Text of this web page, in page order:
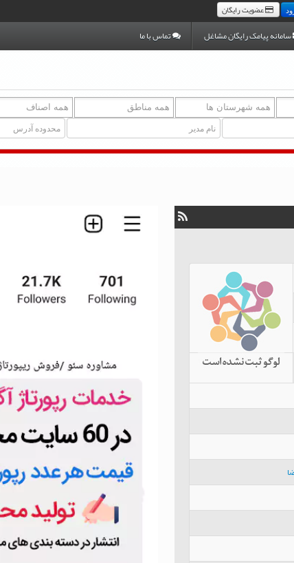
عضویت رایگان
سامانه پیامک رایگان مشاغل تماس با ما